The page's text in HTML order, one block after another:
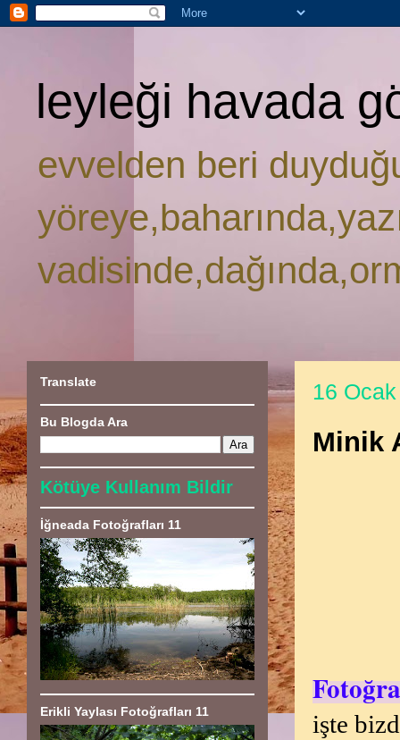
leyleği havada
evvelden beri
16
Minik
işte
Translate
Bu Blogda Ara
Kötüye Kullanım Bildir
İğneada Fotoğrafları 11
Erikli Yaylası Fotoğrafları 11